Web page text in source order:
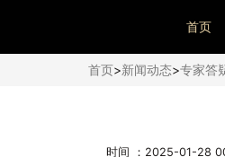
首页
首页>新闻动态>专家答
时间 ：2025-01-28